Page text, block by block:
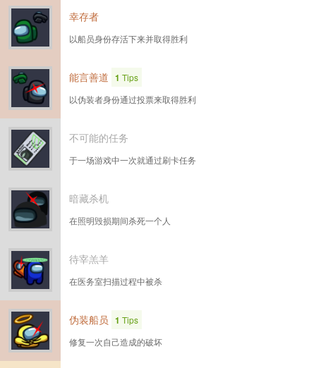
幸存者
以船员身份存活下来并取得胜利
能言善道 1 Tips
以伪装者身份通过投票来取得胜利
不可能的任务
于一场游戏中一次就通过刷卡任务
暗藏杀机
在照明毁损期间杀死一个人
待宰羔羊
在医务室扫描过程中被杀
伪装船员 1 Tips
修复一次自己造成的破坏